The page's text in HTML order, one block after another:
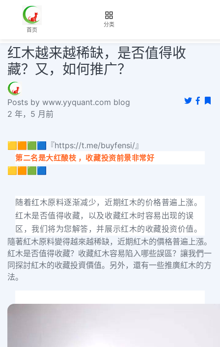
首页
分类
红木越来越稀缺，是否值得收
藏？又，如何推广？
Posts by www.yyquant.com blog
2 年，5 月前
🟨🟧🟩🟦『https://t.me/buyfensi/』
第二名是大红酸枝 ，收藏投资前景非常好
🟨🟧🟩🟦
随着红木原料逐渐减少，近期红木的价格普遍上涨。
红木是否值得收藏，以及收藏红木时容易出现的误
区，我们将为您解答，并展示红木的收藏投资价值。
隨著紅木原料變得越來越稀缺，近期紅木的價格普遍上漲。
紅木是否值得收藏？收藏紅木容易陷入哪些誤區？讓我們一
同探討紅木的收藏投資價值。另外，還有一些推廣紅木的方
法。